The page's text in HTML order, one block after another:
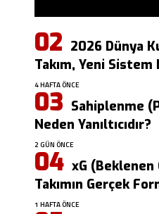
2026 Dünya
Takım, Yeni Sistem
4 HAFTA ÖNCE
Sahiplenme
Neden Yanıltıcıdır?
2 GÜN ÖNCE
xG
Takımın Gerçek
1 HAFTA ÖNCE